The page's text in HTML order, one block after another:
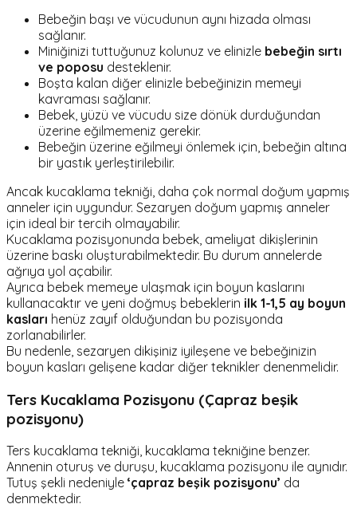
Bebeğin başı ve vücudunun aynı hizada olması
sağlanır.
Miniğinizi tuttuğunuz kolunuz ve elinizle bebeğin sırtı
ve poposu desteklenir.
Boşta kalan diğer elinizle bebeğinizin memeyi
kavraması sağlanır.
Bebek, yüzü ve vücudu size dönük durduğundan
üzerine eğilmemeniz gerekir.
Bebeğin üzerine eğilmeyi önlemek için, bebeğin altına
bir yastık yerleştirilebilir.
Ancak kucaklama tekniği, daha çok normal doğum yapmış
anneler için uygundur. Sezaryen doğum yapmış anneler
için ideal bir tercih olmayabilir.
Kucaklama pozisyonunda bebek, ameliyat dikişlerinin
üzerine baskı oluşturabilmektedir. Bu durum annelerde
ağrıya yol açabilir.
Ayrıca bebek memeye ulaşmak için boyun kaslarını
kullanacaktır ve yeni doğmuş bebeklerin ilk 1-1,5 ay boyun
kasları henüz zayıf olduğundan bu pozisyonda
zorlanabilirler.
Bu nedenle, sezaryen dikişiniz iyileşene ve bebeğinizin
boyun kasları gelişene kadar diğer teknikler denenmelidir.
Ters Kucaklama Pozisyonu (Çapraz beşik
pozisyonu)
Ters kucaklama tekniği, kucaklama tekniğine benzer.
Annenin oturuş ve duruşu, kucaklama pozisyonu ile aynıdır.
Tutuş şekli nedeniyle ‘çapraz beşik pozisyonu’ da
denmektedir.